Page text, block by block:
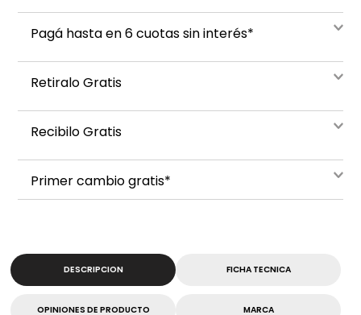
Pagá hasta en 6 cuotas sin interés*
Retiralo Gratis
Recibilo Gratis
Primer cambio gratis*
DESCRIPCION FICHA TECNICA
OPINIONES DE PRODUCTO MARCA